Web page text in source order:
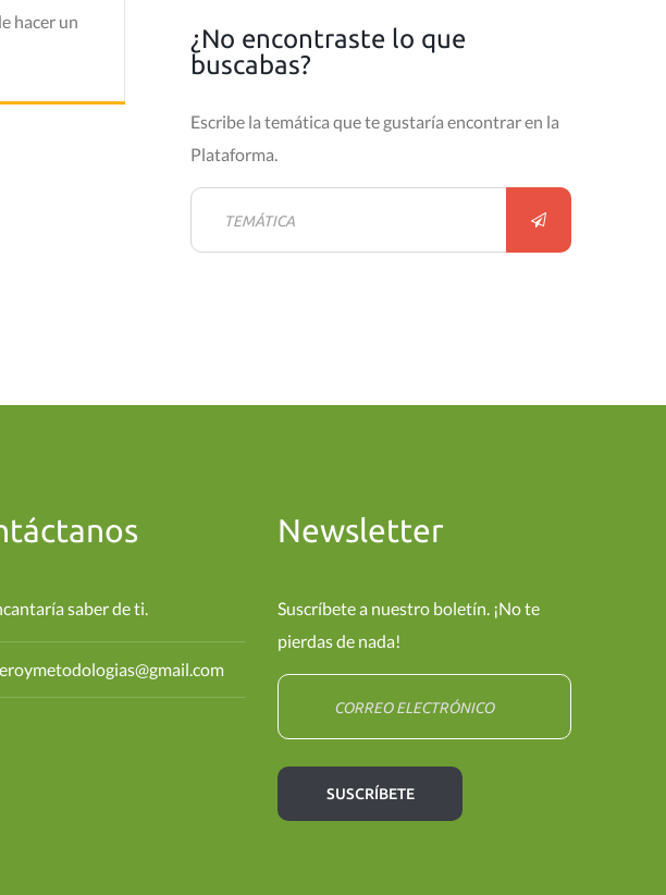
hacer un
¿No encontraste lo que
buscabas?
Escribe la temática que te gustaría encontrar en la
Plataforma.
saber de ti.
Newsletter
Suscríbete a nuestro boletín. ¡No te
pierdas de nada!